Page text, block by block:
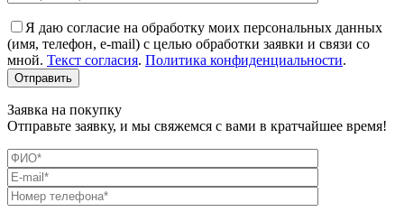
Я даю согласие на обработку моих персональных данных
(имя, телефон, e-mail) с целью обработки заявки и связи со
мной. Текст согласия. Политика конфиденциальности.
Заявка на покупку
Отправьте заявку, и мы свяжемся с вами в кратчайшее время!